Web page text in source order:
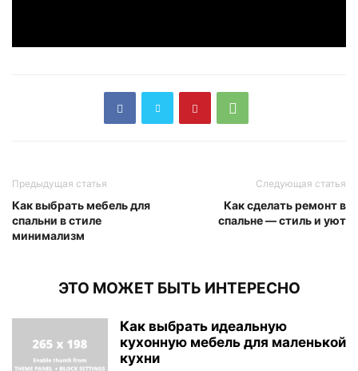
Предыдущая статья
Как выбрать мебель для
спальни в стиле
минимализм
Следующая статья
Как сделать ремонт в
спальне — стиль и уют
ЭТО МОЖЕТ БЫТЬ ИНТЕРЕСНО
Как выбрать идеальную
кухонную мебель для маленькой
кухни